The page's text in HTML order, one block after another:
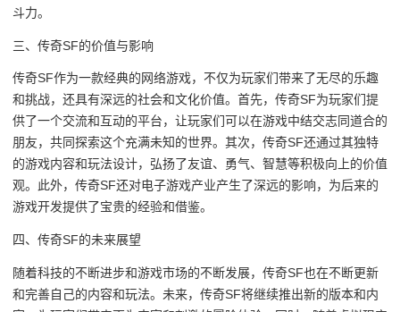
斗力。
三、传奇SF的价值与影响
传奇SF作为一款经典的网络游戏，不仅为玩家们带来了无尽的乐趣
和挑战，还具有深远的社会和文化价值。首先，传奇SF为玩家们提
供了一个交流和互动的平台，让玩家们可以在游戏中结交志同道合的
朋友，共同探索这个充满未知的世界。其次，传奇SF还通过其独特
的游戏内容和玩法设计，弘扬了友谊、勇气、智慧等积极向上的价值
观。此外，传奇SF还对电子游戏产业产生了深远的影响，为后来的
游戏开发提供了宝贵的经验和借鉴。
四、传奇SF的未来展望
随着科技的不断进步和游戏市场的不断发展，传奇SF也在不断更新
和完善自己的内容和玩法。未来，传奇SF将继续推出新的版本和内